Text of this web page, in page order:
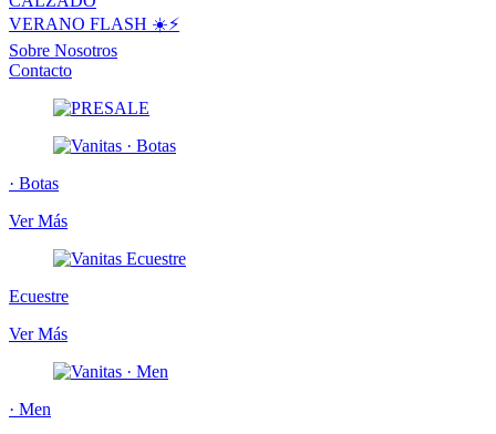
VERANO FLASH ☀️⚡️
Sobre Nosotros
Contacto
· Botas
Ver Más
Ecuestre
Ver Más
· Men